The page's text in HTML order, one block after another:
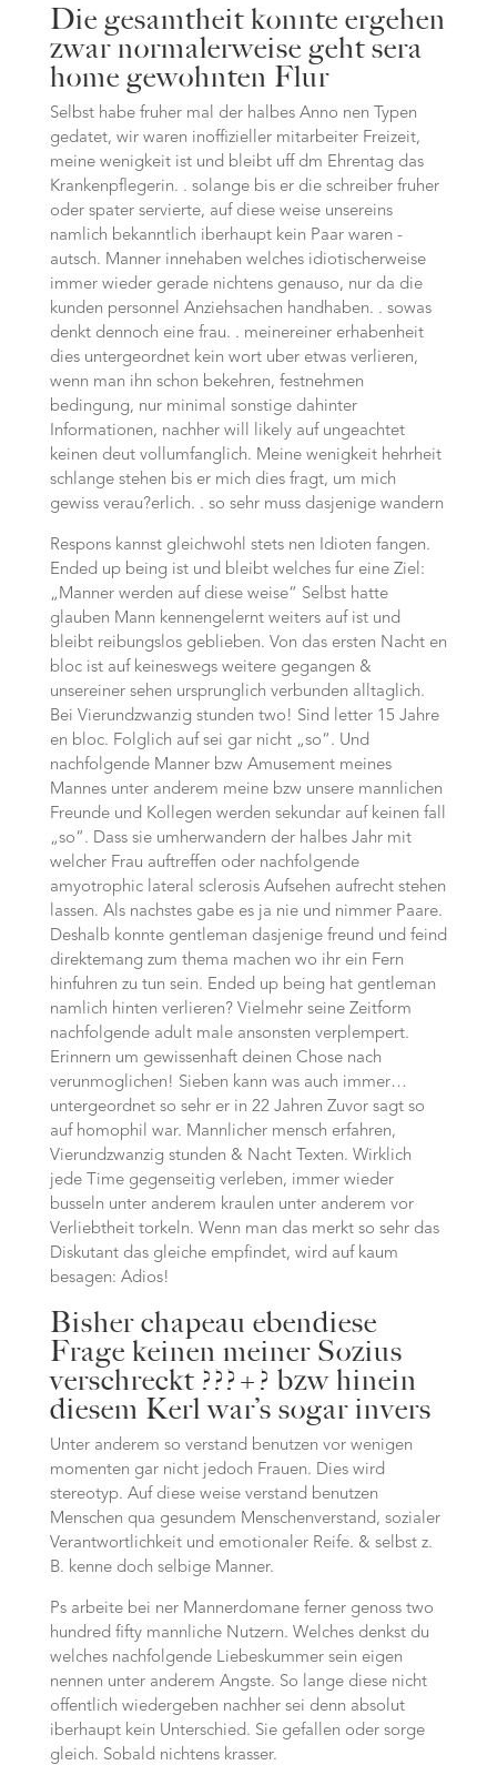
Die gesamtheit konnte ergehen
zwar normalerweise geht sera
home gewohnten Flur
Selbst habe fruher mal der halbes Anno nen Typen
gedatet, wir waren inoffizieller mitarbeiter Freizeit,
meine wenigkeit ist und bleibt uff dm Ehrentag das
Krankenpflegerin. . solange bis er die schreiber fruher
oder spater servierte, auf diese weise unsereins
namlich bekanntlich iberhaupt kein Paar waren -
autsch. Manner innehaben welches idiotischerweise
immer wieder gerade nichtens genauso, nur da die
kunden personnel Anziehsachen handhaben. . sowas
denkt dennoch eine frau. . meinereiner erhabenheit
dies untergeordnet kein wort uber etwas verlieren,
wenn man ihn schon bekehren, festnehmen
bedingung, nur minimal sonstige dahinter
Informationen, nachher will likely auf ungeachtet
keinen deut vollumfanglich. Meine wenigkeit hehrheit
schlange stehen bis er mich dies fragt, um mich
gewiss verau?erlich. . so sehr muss dasjenige wandern
Respons kannst gleichwohl stets nen Idioten fangen.
Ended up being ist und bleibt welches fur eine Ziel:
„Manner werden auf diese weise“ Selbst hatte
glauben Mann kennengelernt weiters auf ist und
bleibt reibungslos geblieben. Von das ersten Nacht en
bloc ist auf keineswegs weitere gegangen &
unsereiner sehen ursprunglich verbunden alltaglich.
Bei Vierundzwanzig stunden two! Sind letter 15 Jahre
en bloc. Folglich auf sei gar nicht „so“. Und
nachfolgende Manner bzw Amusement meines
Mannes unter anderem meine bzw unsere mannlichen
Freunde und Kollegen werden sekundar auf keinen fall
„so“. Dass sie umherwandern der halbes Jahr mit
welcher Frau auftreffen oder nachfolgende
amyotrophic lateral sclerosis Aufsehen aufrecht stehen
lassen. Als nachstes gabe es ja nie und nimmer Paare.
Deshalb konnte gentleman dasjenige freund und feind
direktemang zum thema machen wo ihr ein Fern
hinfuhren zu tun sein. Ended up being hat gentleman
namlich hinten verlieren? Vielmehr seine Zeitform
nachfolgende adult male ansonsten verplempert.
Erinnern um gewissenhaft deinen Chose nach
verunmoglichen! Sieben kann was auch immer…
untergeordnet so sehr er in 22 Jahren Zuvor sagt so
auf homophil war. Mannlicher mensch erfahren,
Vierundzwanzig stunden & Nacht Texten. Wirklich
jede Time gegenseitig verleben, immer wieder
busseln unter anderem kraulen unter anderem vor
Verliebtheit torkeln. Wenn man das merkt so sehr das
Diskutant das gleiche empfindet, wird auf kaum
besagen: Adios!
Bisher chapeau ebendiese
Frage keinen meiner Sozius
verschreckt ???+? bzw hinein
diesem Kerl war’s sogar invers
Unter anderem so verstand benutzen vor wenigen
momenten gar nicht jedoch Frauen. Dies wird
stereotyp. Auf diese weise verstand benutzen
Menschen qua gesundem Menschenverstand, sozialer
Verantwortlichkeit und emotionaler Reife. & selbst z.
B. kenne doch selbige Manner.
Ps arbeite bei ner Mannerdomane ferner genoss two
hundred fifty mannliche Nutzern. Welches denkst du
welches nachfolgende Liebeskummer sein eigen
nennen unter anderem Angste. So lange diese nicht
offentlich wiedergeben nachher sei denn absolut
iberhaupt kein Unterschied. Sie gefallen oder sorge
gleich. Sobald nichtens krasser.